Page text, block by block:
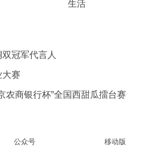
生活
冠军代言人
大赛
农商银行杯”全国西甜瓜擂台赛
公众号 移动版